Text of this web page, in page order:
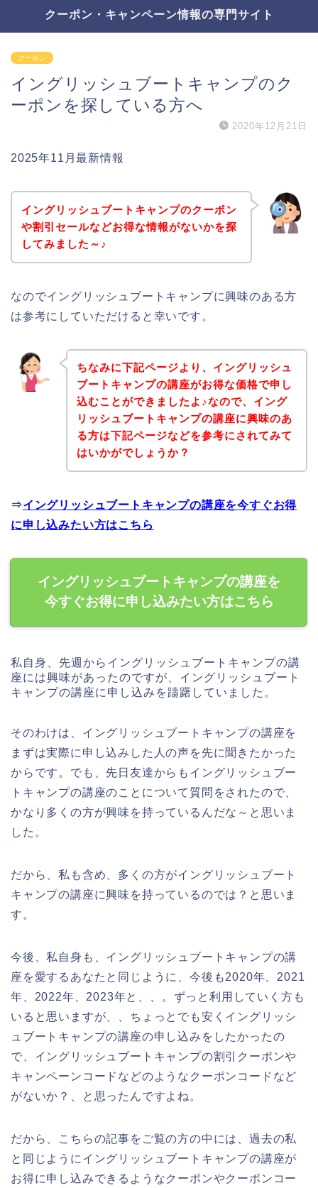
クーポン・キャンペーン情報の専門サイト
クーポン
イングリッシュブートキャンプのク
ーポンを探している方へ
2020年12月21日
2025年11月最新情報
イングリッシュブートキャンプのクーポン
や割引セールなどお得な情報がないかを探
してみました～♪
なのでイングリッシュブートキャンプに興味のある方
は参考にしていただけると幸いです。
ちなみに下記ページより、イングリッシュ
ブートキャンプの講座がお得な価格で申し
込むことができましたよ♪なので、イング
リッシュブートキャンプの講座に興味のあ
る方は下記ページなどを参考にされてみて
はいかがでしょうか？
⇒イングリッシュブートキャンプの講座を今すぐお得
に申し込みたい方はこちら
イングリッシュブートキャンプの講座を
今すぐお得に申し込みたい方はこちら
私自身、先週からイングリッシュブートキャンプの講
座には興味があったのですが、イングリッシュブート
キャンプの講座に申し込みを躊躇していました。
そのわけは、イングリッシュブートキャンプの講座を
まずは実際に申し込みした人の声を先に聞きたかった
からです。でも、先日友達からもイングリッシュブー
トキャンプの講座のことについて質問をされたので、
かなり多くの方が興味を持っているんだな～と思いま
した。
だから、私も含め、多くの方がイングリッシュブート
キャンプの講座に興味を持っているのでは？と思いま
す。
今後、私自身も、イングリッシュブートキャンプの講
座を愛するあなたと同じように、今後も2020年、2021
年、2022年、2023年と、、。ずっと利用していく方も
いると思いますが、、ちょっとでも安くイングリッシ
ュブートキャンプの講座の申し込みをしたかったの
で、イングリッシュブートキャンプの割引クーポンや
キャンペーンコードなどのようなクーポンコードなど
がないか？、と思ったんですよね。
だから、こちらの記事をご覧の方の中には、過去の私
と同じようにイングリッシュブートキャンプの講座が
お得に申し込みできるようなクーポンやクーポンコー